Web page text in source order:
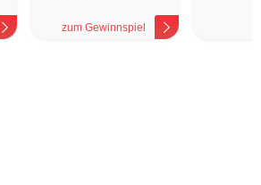
zum Gewinnspiel